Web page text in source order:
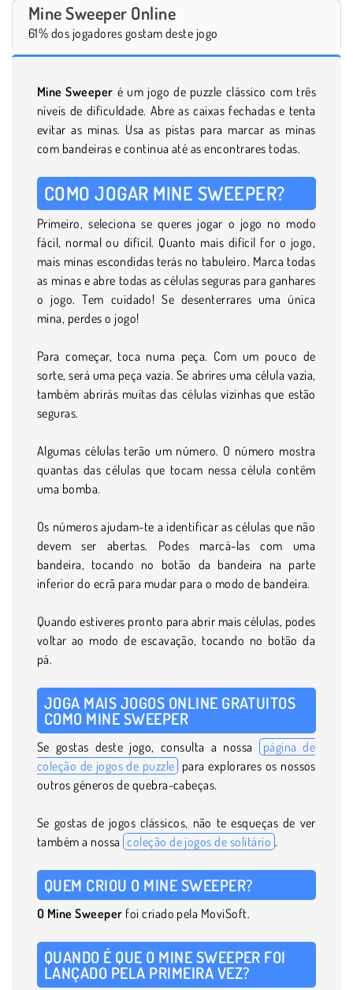
Mine Sweeper Online
61% dos jogadores gostam deste jogo
Mine Sweeper é um jogo de puzzle clássico com três
níveis de dificuldade. Abre as caixas fechadas e tenta
evitar as minas. Usa as pistas para marcar as minas
com bandeiras e continua até as encontrares todas.
COMO JOGAR MINE SWEEPER?
Primeiro, seleciona se queres jogar o jogo no modo
fácil, normal ou difícil. Quanto mais difícil for o jogo,
mais minas escondidas terás no tabuleiro. Marca todas
as minas e abre todas as células seguras para ganhares
o jogo. Tem cuidado! Se desenterrares uma única
mina, perdes o jogo!
Para começar, toca numa peça. Com um pouco de
sorte, será uma peça vazia. Se abrires uma célula vazia,
também abrirás muitas das células vizinhas que estão
seguras.
Algumas células terão um número. O número mostra
quantas das células que tocam nessa célula contêm
uma bomba.
Os números ajudam-te a identificar as células que não
devem ser abertas. Podes marcá-las com uma
bandeira, tocando no botão da bandeira na parte
inferior do ecrã para mudar para o modo de bandeira.
Quando estiveres pronto para abrir mais células, podes
voltar ao modo de escavação, tocando no botão da
pá.
JOGA MAIS JOGOS ONLINE GRATUITOS
COMO MINE SWEEPER
Se gostas deste jogo, consulta a nossa
página de
coleção de jogos de puzzle para explorares os nossos
outros géneros de quebra-cabeças.
Se gostas de jogos clássicos, não te esqueças de ver
também a nossa coleção de jogos de solitário .
QUEM CRIOU O MINE SWEEPER?
O Mine Sweeper foi criado pela MoviSoft.
QUANDO É QUE O MINE SWEEPER FOI
LANÇADO PELA PRIMEIRA VEZ?